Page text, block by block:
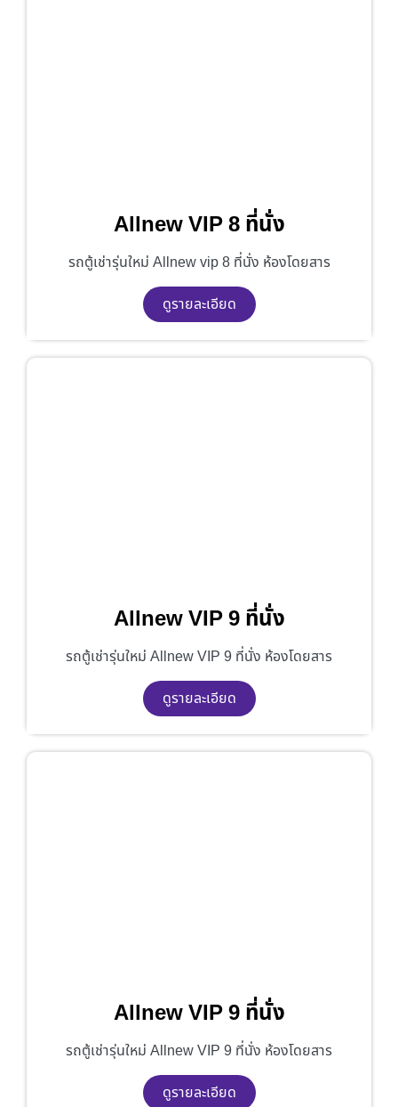
Allnew VIP 8 ที่นั่ง
รถตู้เช่ารุ่นใหม่ Allnew vip 8 ที่นั่ง ห้องโดยสาร
ดูรายละเอียด
Allnew VIP 9 ที่นั่ง
รถตู้เช่ารุ่นใหม่ Allnew VIP 9 ที่นั่ง ห้องโดยสาร
ดูรายละเอียด
Allnew VIP 9 ที่นั่ง
รถตู้เช่ารุ่นใหม่ Allnew VIP 9 ที่นั่ง ห้องโดยสาร
ดูรายละเอียด